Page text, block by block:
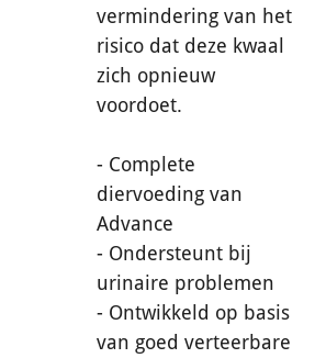
vermindering van het
risico dat deze kwaal
zich opnieuw
voordoet.
- Complete
diervoeding van
Advance
- Ondersteunt bij
urinaire problemen
- Ontwikkeld op basis
van goed verteerbare